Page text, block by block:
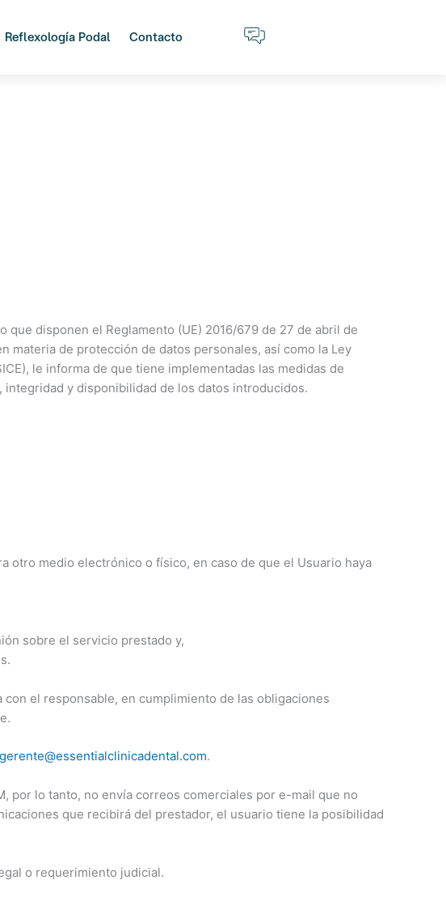
Reflexología Podal Contacto
disponen el Reglamento (UE) 2016/679 de 27 de abril de
materia de protección de datos personales, así como la Ley
le informa de que tiene implementadas las medidas de
y disponibilidad de los datos introducidos.
otro medio electrónico o físico, en caso de que el Usuario haya
sobre el servicio prestado y,
el responsable, en cumplimiento de las obligaciones
gerente@essentialclinicadental.com.
por lo tanto, no envía correos comerciales por e-mail que no
que recibirá del prestador, el usuario tiene la posibilidad
o requerimiento judicial.